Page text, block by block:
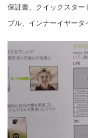
保証書、クイックスタ
ブル、インナーイヤータ